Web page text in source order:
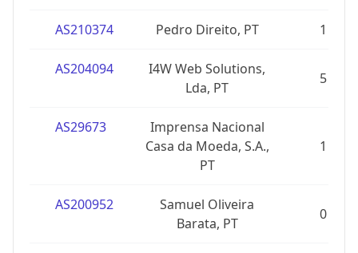
AS210374 Pedro Direito, PT 1
AS204094
I4W Web Solutions,
Lda, PT
5
AS29673
Imprensa Nacional
Casa da Moeda, S.A.,
PT
1
AS200952
Samuel Oliveira
Barata, PT
0